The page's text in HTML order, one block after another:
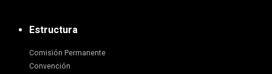
Estructura
Comisión Permanente
Convención